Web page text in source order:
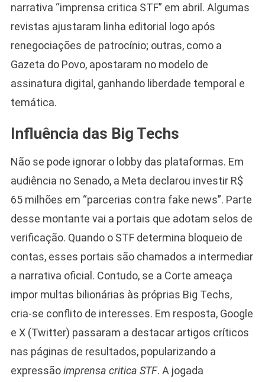
narrativa “imprensa critica STF” em abril. Algumas
revistas ajustaram linha editorial logo após
renegociações de patrocínio; outras, como a
Gazeta do Povo, apostaram no modelo de
assinatura digital, ganhando liberdade temporal e
temática.
Influência das Big Techs
Não se pode ignorar o lobby das plataformas. Em
audiência no Senado, a Meta declarou investir R$
65 milhões em “parcerias contra fake news”. Parte
desse montante vai a portais que adotam selos de
verificação. Quando o STF determina bloqueio de
contas, esses portais são chamados a intermediar
a narrativa oficial. Contudo, se a Corte ameaça
impor multas bilionárias às próprias Big Techs,
cria-se conflito de interesses. Em resposta, Google
e X (Twitter) passaram a destacar artigos críticos
nas páginas de resultados, popularizando a
expressãoimprensa critica STF. A jogada